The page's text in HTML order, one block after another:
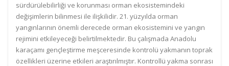
sürdürülebilirliği ve korunması orman ekosistemindeki
değişimlerin bilinmesi ile ilişkilidir. 21. yüzyılda orman
yangınlarının önemli derecede orman ekosistemini ve yangın
rejimini etkileyeceği belirtilmektedir. Bu çalışmada Anadolu
karaçamı gençleştirme meşceresinde kontrolü yakmanın toprak
özellikleri üzerine etkileri araştırılmıştır. Kontrollü yakma sonrası